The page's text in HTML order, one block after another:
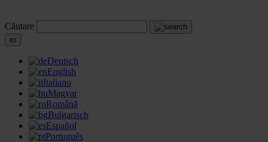
Căutare
ro
Deutsch
English
Italiano
Magyar
Română
Bulgarisch
Español
Português